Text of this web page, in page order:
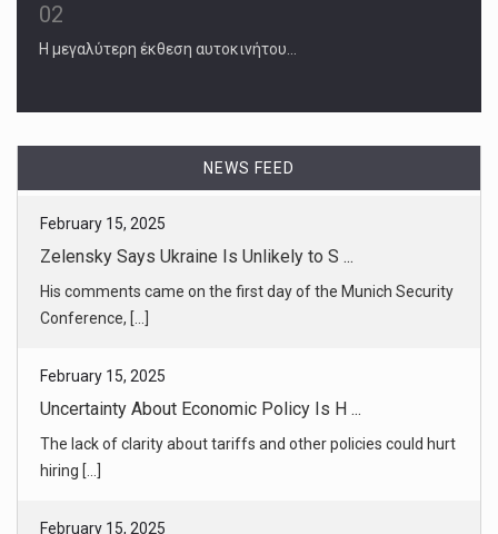
02
Η μεγαλύτερη έκθεση αυτοκινήτου…
NEWS FEED
February 15, 2025
Zelensky Says Ukraine Is Unlikely to S ...
His comments came on the first day of the Munich Security
Conference, [...]
February 15, 2025
Uncertainty About Economic Policy Is H ...
The lack of clarity about tariffs and other policies could hurt
hiring [...]
February 15, 2025